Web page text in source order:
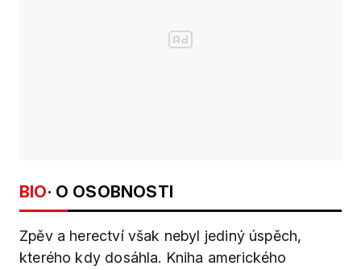
BIO· O OSOBNOSTI
Zpěv a herectví však nebyl jediný úspěch,
kterého kdy dosáhla. Kniha amerického